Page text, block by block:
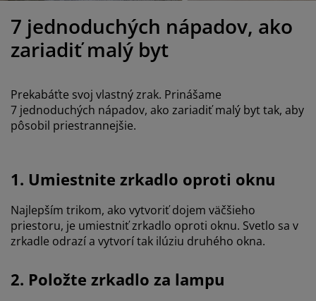
skrine
s úložným priestorom
matrace
nábytku
osvetlenie
7 jednoduchých nápadov, ako
zariadiť malý byt
Prekabáťte svoj vlastný zrak. Prinášame
7 jednoduchých nápadov, ako zariadiť malý byt tak, aby
pôsobil priestrannejšie.
1. Umiestnite zrkadlo oproti oknu
Najlepším trikom, ako vytvoriť dojem väčšieho
priestoru, je umiestniť zrkadlo oproti oknu. Svetlo sa v
zrkadle odrazí a vytvorí tak ilúziu druhého okna.
2. Položte zrkadlo za lampu